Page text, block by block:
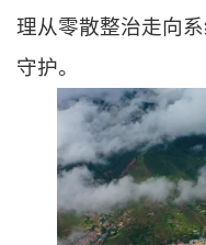
理从零散整治走向
守护。